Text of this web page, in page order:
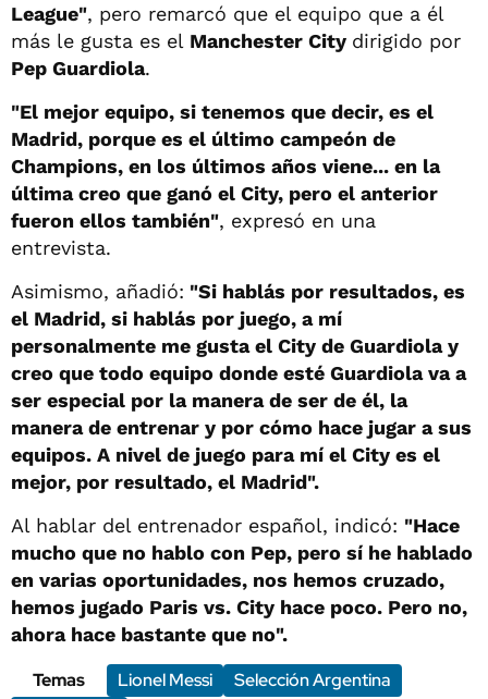
League", pero remarcó que el equipo que a él
más le gusta es el Manchester City dirigido por
Pep Guardiola.
"El mejor equipo, si tenemos que decir, es el
Madrid, porque es el último campeón de
Champions, en los últimos años viene... en la
última creo que ganó el City, pero el anterior
fueron ellos también", expresó en una
entrevista.
Asimismo, añadió: "Si hablás por resultados, es
el Madrid, si hablás por juego, a mí
personalmente me gusta el City de Guardiola y
creo que todo equipo donde esté Guardiola va a
ser especial por la manera de ser de él, la
manera de entrenar y por cómo hace jugar a sus
equipos. A nivel de juego para mí el City es el
mejor, por resultado, el Madrid".
Al hablar del entrenador español, indicó: "Hace
mucho que no hablo con Pep, pero sí he hablado
en varias oportunidades, nos hemos cruzado,
hemos jugado Paris vs. City hace poco. Pero no,
ahora hace bastante que no".
Temas
Lionel Messi
Selección Argentina